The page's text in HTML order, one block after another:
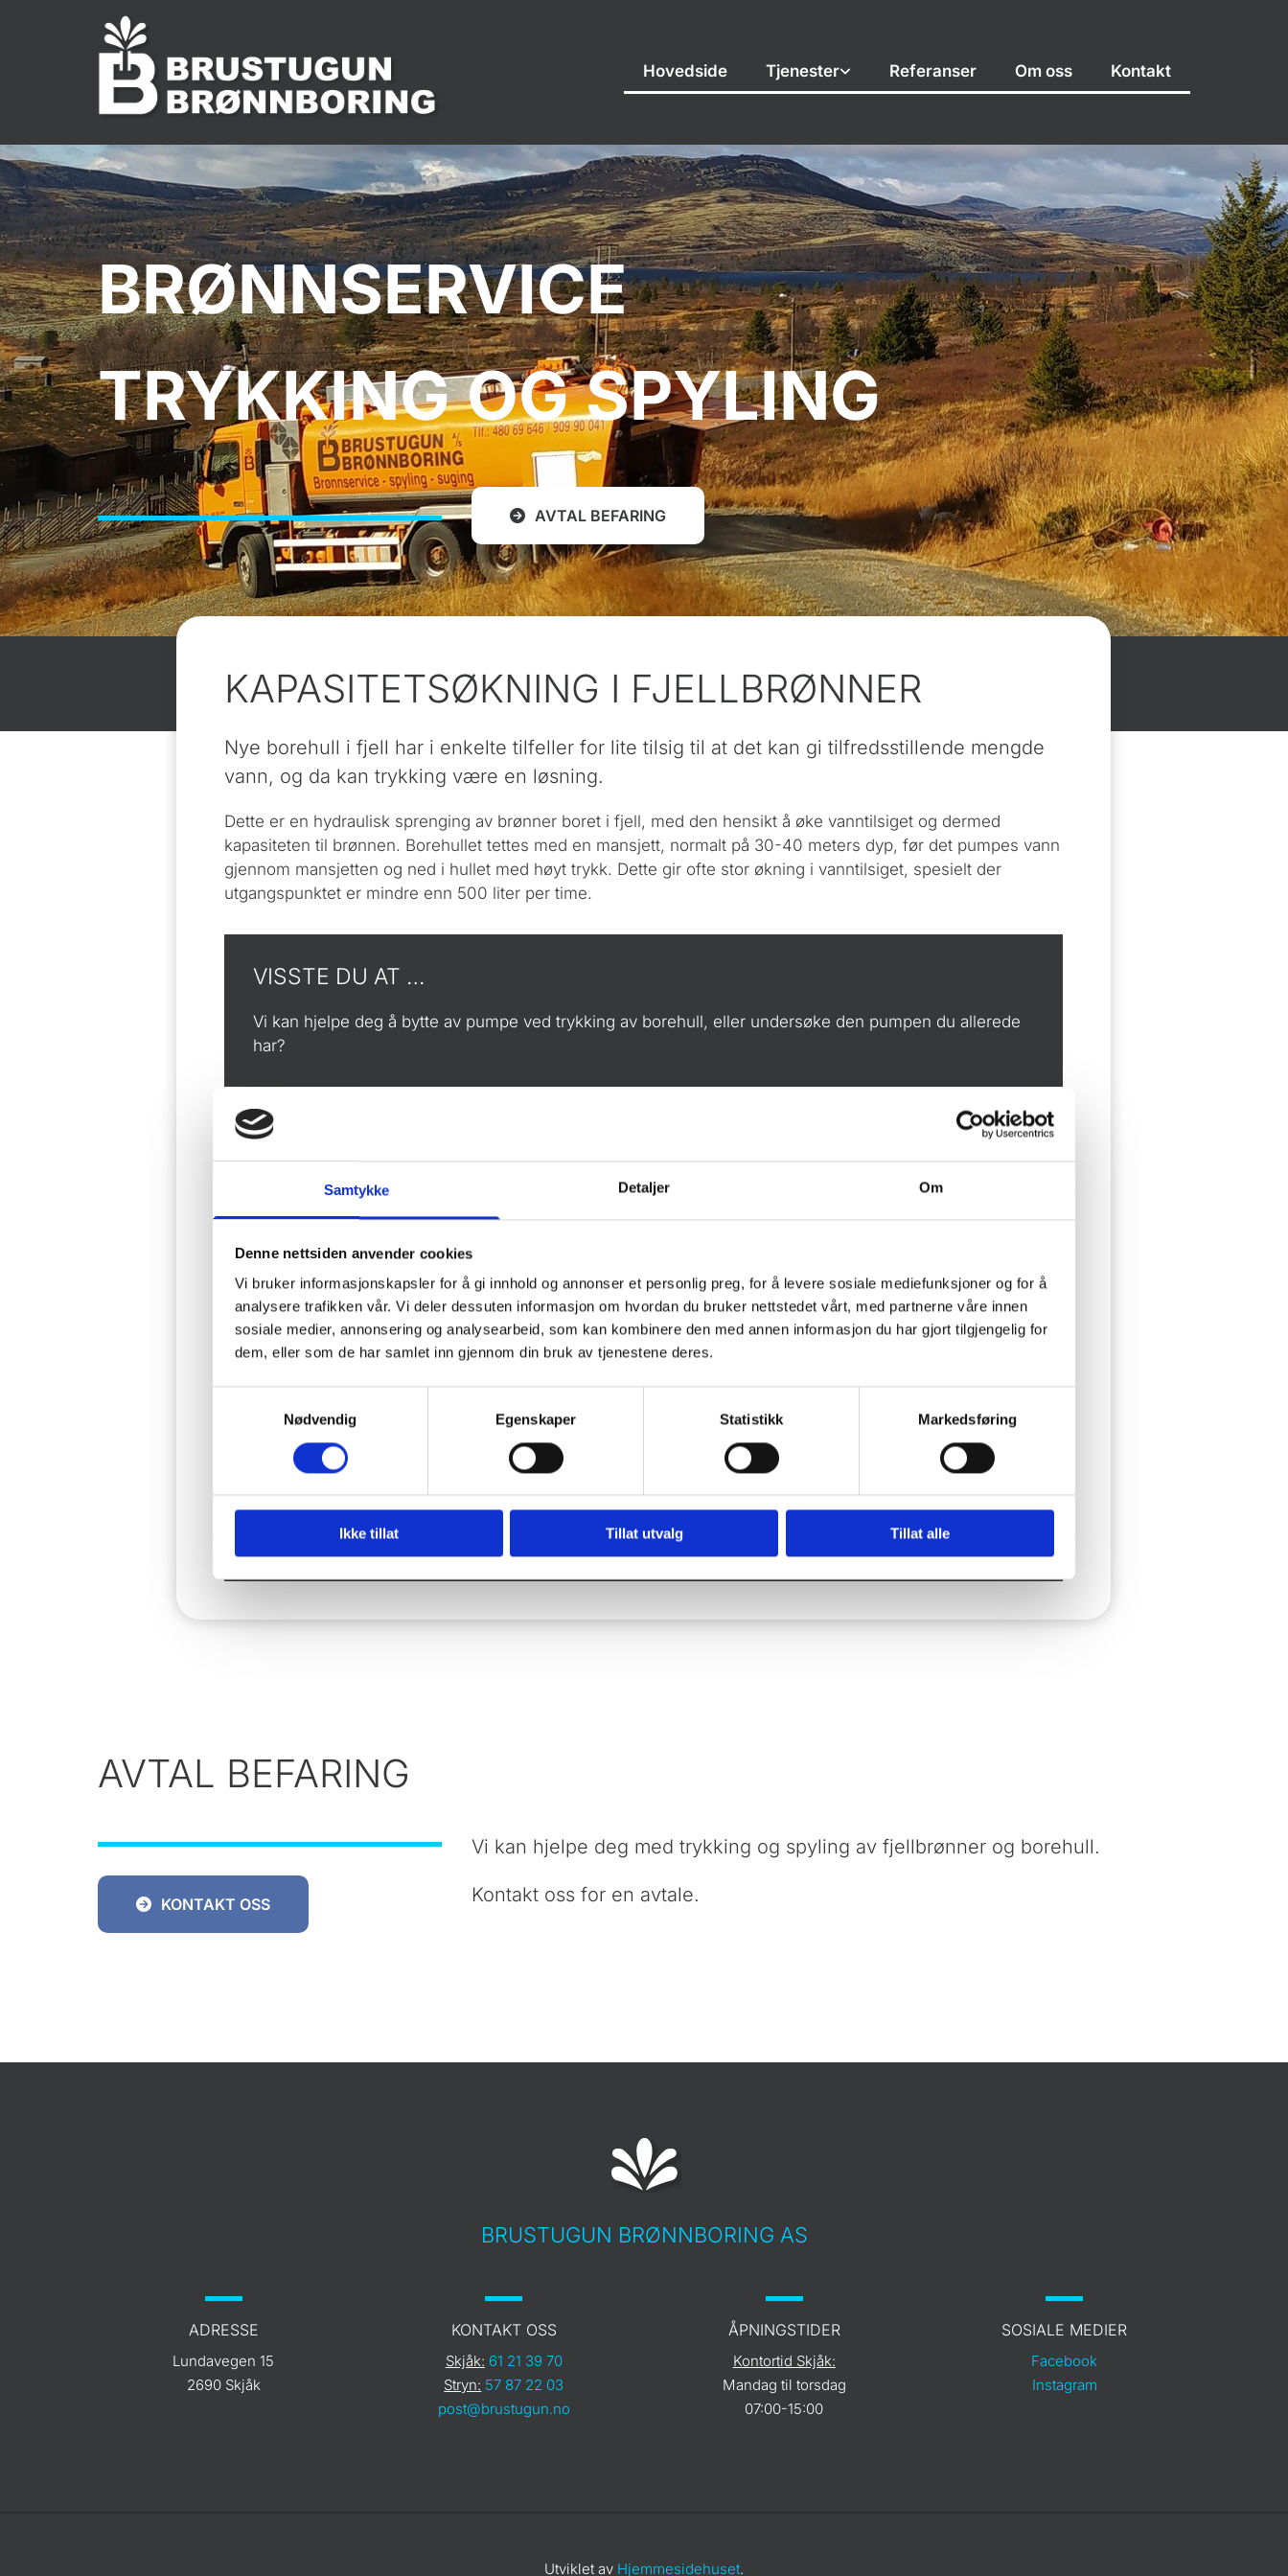
Samtykke Detaljer Om
Denne nettsiden anvender cookies
Vi bruker informasjonskapsler for å gi innhold og annonser et personlig preg, for å levere sosiale mediefunksjoner og for å
analysere trafikken vår. Vi deler dessuten informasjon om hvordan du bruker nettstedet vårt, med partnerne våre innen
sosiale medier, annonsering og analysearbeid, som kan kombinere den med annen informasjon du har gjort tilgjengelig for
dem, eller som de har samlet inn gjennom din bruk av tjenestene deres.
Nødvendig
Egenskaper Statistikk Markedsføring
Ikke tillat Tillat utvalg Tillat alle
Hovedside Tjenester Referanser Om oss Kontakt
BRØNNSERVICE
TRYKKING OG SPYLING
AVTAL BEFARING
KAPASITETSØKNING I FJELLBRØNNER
Nye borehull i fjell har i enkelte tilfeller for lite tilsig til at det kan gi tilfredsstillende mengde
vann, og da kan trykking være en løsning.
Dette er en hydraulisk sprenging av brønner boret i fjell, med den hensikt å øke vanntilsiget og dermed
kapasiteten til brønnen. Borehullet tettes med en mansjett, normalt på 30-40 meters dyp, før det pumpes vann
gjennom mansjetten og ned i hullet med høyt trykk. Dette gir ofte stor økning i vanntilsiget, spesielt der
utgangspunktet er mindre enn 500 liter per time.
VISSTE DU AT …
Vi kan hjelpe deg å bytte av pumpe ved trykking av borehull, eller undersøke den pumpen du allerede
har?
SPYLING AV BOREHULL
Etter noen års bruk av en brønn, kan det dukke opp tilfeller med borehull i fjell som avgir
mye sand, og da kan spyling være en løsning.
Vi har utstyr for å trykke og spyle borehull, og når vi spyler, gjøres dette fra bunnen av brønnen. Utstyret kan
også brukes til å spyle stikkrenner og tømme mindre kummer for vann og slam.
VÆR OPPMERKSOM PÅ AT …
Vannet som pumpes ut etter utført spyling og trykking ikke nødvendigvis er helt rent. Regn med noen
timer eller dager med pumping for å få det helt rent.
AVTAL BEFARING
KONTAKT OSS
Vi kan hjelpe deg med trykking og spyling av fjellbrønner og borehull.
Kontakt oss for en avtale.
BRUSTUGUN BRØNNBORING AS
ADRESSE
Lundavegen 15
2690 Skjåk
KONTAKT OSS
Skjåk: 61 21 39 70
Stryn: 57 87 22 03
post@brustugun.no
ÅPNINGSTIDER
Kontortid Skjåk:
Mandag til torsdag
07:00-15:00
SOSIALE MEDIER
Facebook
Instagram
Utviklet av Hjemmesidehuset.